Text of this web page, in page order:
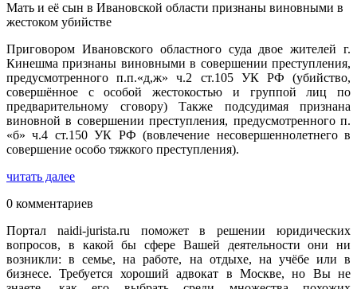
Мать и её сын в Ивановской области признаны виновными в
жестоком убийстве
Приговором Ивановского областного суда двое жителей г.
Кинешма признаны виновными в совершении преступления,
предусмотренного п.п.«д,ж» ч.2 ст.105 УК РФ (убийство,
совершённое с особой жестокостью и группой лиц по
предварительному сговору) Также подсудимая признана
виновной в совершении преступления, предусмотренного п.
«б» ч.4 ст.150 УК РФ (вовлечение несовершеннолетнего в
совершение особо тяжкого преступления).
читать далее
0 комментариев
Портал naidi-jurista.ru поможет в решении юридических
вопросов, в какой бы сфере Вашей деятельности они ни
возникли: в семье, на работе, на отдыхе, на учёбе или в
бизнесе. Требуется хороший адвокат в Москве, но Вы не